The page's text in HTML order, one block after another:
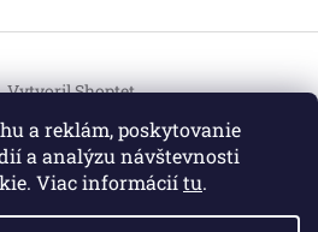
a reklám, poskytovanie
a analýzu návštevnosti
Viac informáciítu.
Vytvoril Shoptet
Elektro. Všetky práva vyhradené.
cookies